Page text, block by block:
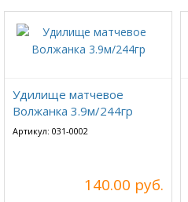
Удилище матчевое
Волжанка 3.9м/244гр
Артикул: 031-0002
140.00 руб.